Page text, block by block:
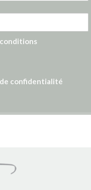
confidentialité